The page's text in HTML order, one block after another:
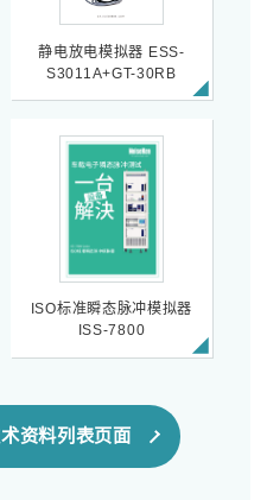
静电放电模拟器 ESS-
S3011A+GT-30RB
ISO标准瞬态脉冲模拟器
ISS-7800
资料列表页面